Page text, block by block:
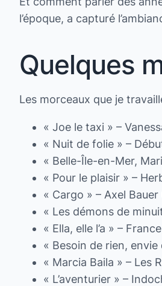
l’époque, a capturé
Quelques
Les morceaux que je
« Joe le taxi » –
« Nuit de folie » –
« Belle-Île-en-Mer,
« Pour le plaisir » –
« Cargo » – Axel Bauer
« Les démons de
« Ella, elle l’a » –
« Besoin de rien,
« Marcia Baila » – Les
« L’aventurier » –